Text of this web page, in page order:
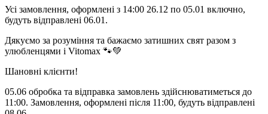
Усі замовлення, оформлені з 14:00 26.12 по 05.01 включно,
будуть відправлені 06.01.
Дякуємо за розуміння та бажаємо затишних свят разом з
улюбленцями і Vitomax 🐾💚
Шановні клієнти!
05.06 обробка та відправка замовлень здійснюватиметься до
11:00. Замовлення, оформлені після 11:00, будуть відправлені